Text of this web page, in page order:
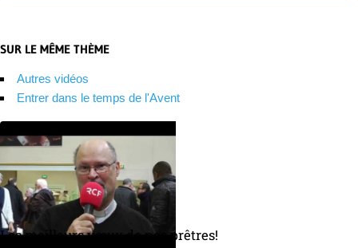
SUR LE MÊME THÈME
Autres vidéos
Entrer dans le temps de l'Avent
Les meilleurs vœux de nos prêtres!